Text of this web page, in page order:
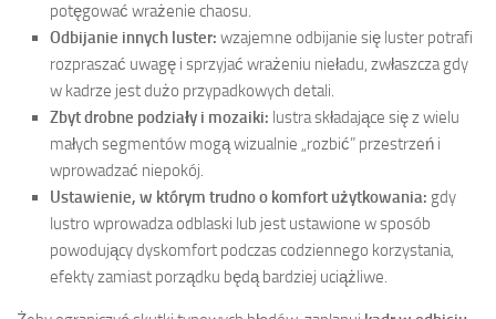
potęgować wrażenie chaosu.
Odbijanie innych luster: wzajemne odbijanie się luster potrafi
rozpraszać uwagę i sprzyjać wrażeniu nieładu, zwłaszcza gdy
w kadrze jest dużo przypadkowych detali.
Zbyt drobne podziały i mozaiki: lustra składające się z wielu
małych segmentów mogą wizualnie „rozbić” przestrzeń i
wprowadzać niepokój.
Ustawienie, w którym trudno o komfort użytkowania: gdy
lustro wprowadza odblaski lub jest ustawione w sposób
powodujący dyskomfort podczas codziennego korzystania,
efekty zamiast porządku będą bardziej uciążliwe.